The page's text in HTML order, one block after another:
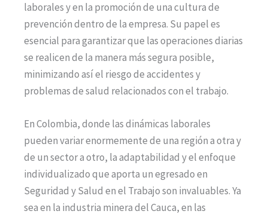
laborales y en la promoción de una cultura de
prevención dentro de la empresa. Su papel es
esencial para garantizar que las operaciones diarias
se realicen de la manera más segura posible,
minimizando así el riesgo de accidentes y
problemas de salud relacionados con el trabajo.
En Colombia, donde las dinámicas laborales
pueden variar enormemente de una región a otra y
de un sector a otro, la adaptabilidad y el enfoque
individualizado que aporta un egresado en
Seguridad y Salud en el Trabajo son invaluables. Ya
sea en la industria minera del Cauca, en las